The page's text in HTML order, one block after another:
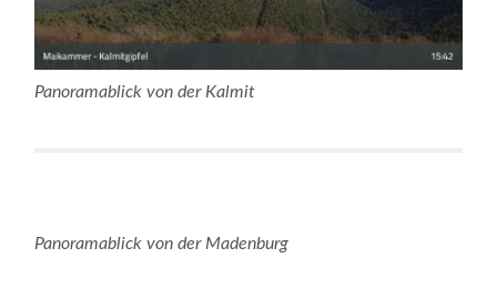
Panoramablick von der Kalmit
Panoramablick von der Madenburg